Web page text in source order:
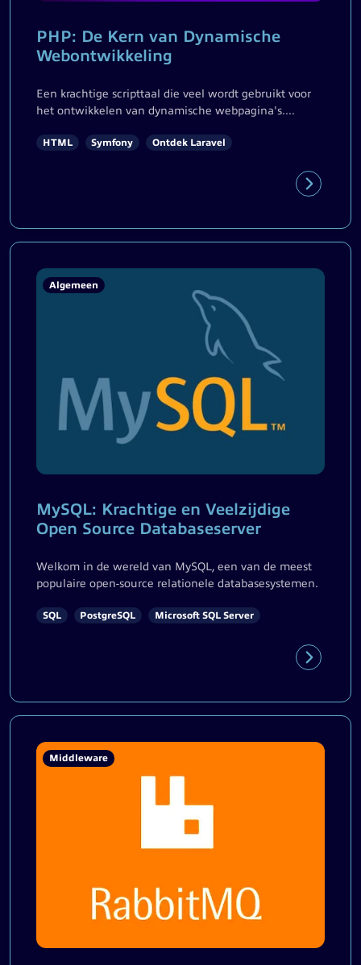
PHP: De Kern van Dynamische
Webontwikkeling
Een krachtige scripttaal die veel wordt gebruikt voor
het ontwikkelen van dynamische webpagina's....
HTML Symfony Ontdek Laravel
Algemeen
MySQL: Krachtige en Veelzijdige
Open Source Databaseserver
Welkom in de wereld van MySQL, een van de meest
populaire open-source relationele databasesystemen.
SQL PostgreSQL Microsoft SQL Server
Middleware